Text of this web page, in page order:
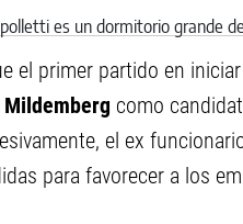
el primer partido en
como
el ex
para favorecer a los